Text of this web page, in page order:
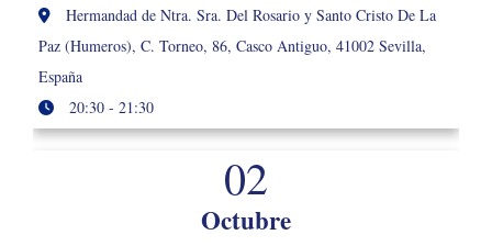
Hermandad de Ntra. Sra. Del Rosario y Santo Cristo De La
Paz (Humeros), C. Torneo, 86, Casco Antiguo, 41002 Sevilla,
España
20:30 - 21:30
02
Octubre